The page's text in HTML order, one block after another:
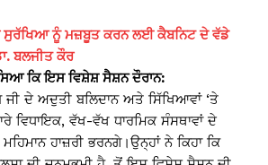
ਸੁਰੱਖਿਆ ਨੂੰ ਮਜ਼ਬੂਤ ਕਰਨ ਲਈ ਕੈਬਨਿਟ ਦੇ ਵੱਡੇ
ਬਲਜੀਤ ਕੌਰ
ਕਿ ਇਸ ਵਿਸ਼ੇਸ਼ ਸੈਸ਼ਨ ਦੌਰਾਨ:
ਜੀ ਦੇ ਅਦੁਤੀ ਬਲਿਦਾਨ ਅਤੇ ਸਿੱਖਿਆਵਾਂ ‘ਤੇ
ਵਿਧਾਇਕ, ਵੱਖ-ਵੱਖ ਧਾਰਮਿਕ ਸੰਸਥਾਵਾਂ ਦੇ
ਹਾਜ਼ਰੀ ਭਰਨਗੇ।ਉਨ੍ਹਾਂ ਨੇ ਕਿਹਾ ਕਿ